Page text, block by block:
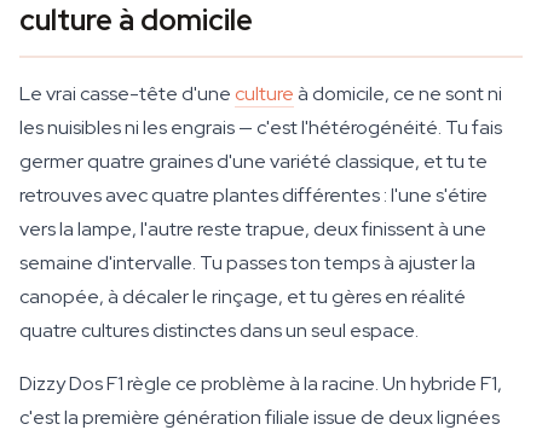
culture à domicile
Le vrai casse-tête d'une cultureà domicile, ce ne sont ni
les nuisibles ni les engrais — c'est l'hétérogénéité. Tu fais
germer quatre graines d'une variété classique, et tu te
retrouves avec quatre plantes différentes : l'une s'étire
vers la lampe, l'autre reste trapue, deux finissent à une
semaine d'intervalle. Tu passes ton temps à ajuster la
canopée, à décaler le rinçage, et tu gères en réalité
quatre cultures distinctes dans un seul espace.
Dizzy Dos F1 règle ce problème à la racine. Un hybride F1,
c'est la première génération filiale issue de deux lignées